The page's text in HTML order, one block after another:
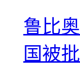
鲁比
国被